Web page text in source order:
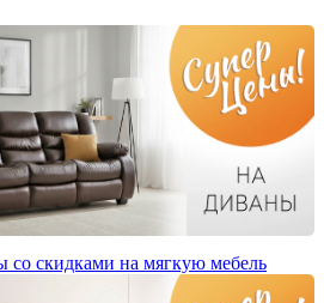
скидками на мягкую мебель